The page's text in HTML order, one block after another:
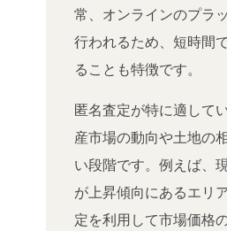
常、オンラインのプラ
行われるため、短時間
ることも特徴です。
匿名査定が特に適して
産市場の動向や土地の
い段階です。例えば、
が上昇傾向にあるエリ
定を利用して市場価格